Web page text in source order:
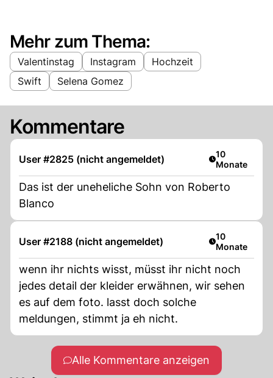
Mehr zum Thema:
Valentinstag Instagram
Hochzeit
Swift
Selena Gomez
Kommentare
User #2825 (nicht angemeldet) Artikel
10
Monate
Das ist der uneheliche Sohn von Roberto
Blanco
User #2188 (nicht angemeldet) Artikel
10
Monate
wenn ihr nichts wisst, müsst ihr nicht noch
jedes detail der kleider erwähnen, wir sehen
es auf dem foto. lasst doch solche
meldungen, stimmt ja eh nicht.
Alle Kommentare anzeigen